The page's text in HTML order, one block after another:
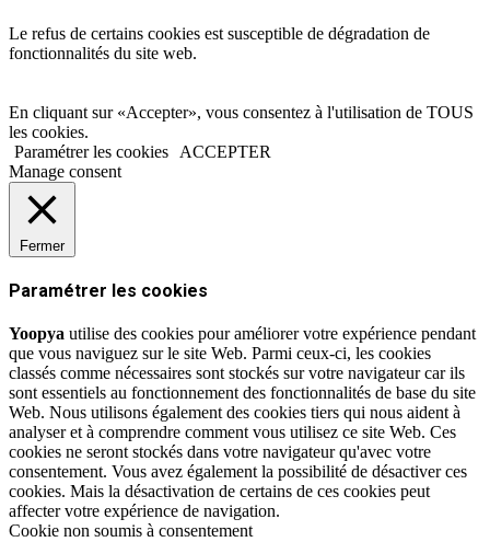
Le refus de certains cookies est susceptible de dégradation de
fonctionnalités du site web.
En cliquant sur «Accepter», vous consentez à l'utilisation de TOUS
les cookies.
Paramétrer les cookies
ACCEPTER
Manage consent
Fermer
Paramétrer les cookies
Yoopya utilise des cookies pour améliorer votre expérience pendant
que vous naviguez sur le site Web. Parmi ceux-ci, les cookies
classés comme nécessaires sont stockés sur votre navigateur car ils
sont essentiels au fonctionnement des fonctionnalités de base du site
Web. Nous utilisons également des cookies tiers qui nous aident à
analyser et à comprendre comment vous utilisez ce site Web. Ces
cookies ne seront stockés dans votre navigateur qu'avec votre
consentement. Vous avez également la possibilité de désactiver ces
cookies. Mais la désactivation de certains de ces cookies peut
affecter votre expérience de navigation.
Cookie non soumis à consentement